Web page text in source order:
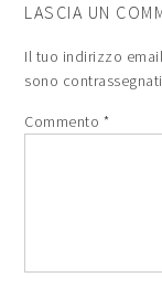
LASCIA UN
Il tuo indirizzo
sono
Commento *